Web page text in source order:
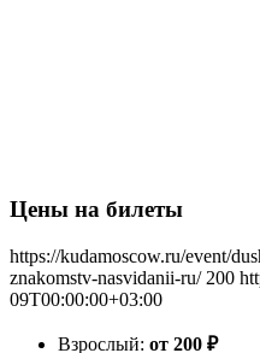
Цены на билеты
https://kudamoscow.ru/event/
znakomstv-nasvidanii-ru/ 200
09T00:00:00+03:00
Взрослый: от 200 ₽